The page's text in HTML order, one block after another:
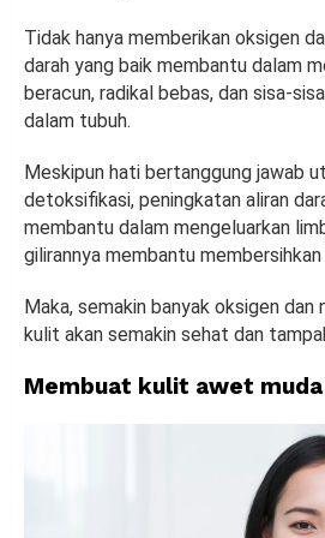
Tidak hanya memberikan oksigen
darah yang baik membantu dalam
beracun, radikal bebas, dan sisa-
dalam tubuh.
Meskipun hati bertanggung jawab
detoksifikasi, peningkatan aliran
membantu dalam mengeluarkan
gilirannya membantu
Maka, semakin banyak oksigen
kulit akan semakin sehat dan
Membuat kulit awet muda